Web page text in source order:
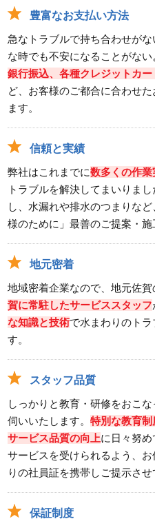
豊富なお支払い方法
急なトラブルで持ち合わせが
な時でも不安になることがない
銀行振込、各種クレジットカ
ど、お客様のご都合に合わせ
ます。
信頼と実績
弊社はこれまでに数多くの作業
トラブルを解決してまいりま
し、水漏れや排水のつまりな
様のために」最善のご提案・施
地元密着
地域密着企業なので、地元佐
賀に常駐したサービススタッフ
な知識と技術で水まわりのト
す。
スタッフ品質
しっかりと教育・研修をおこ
伺いいたします。特別な教育
サービス品質の向上に日々努
サービスを受けられるよう、
りの社員証を携帯しご提示させ
保証制度